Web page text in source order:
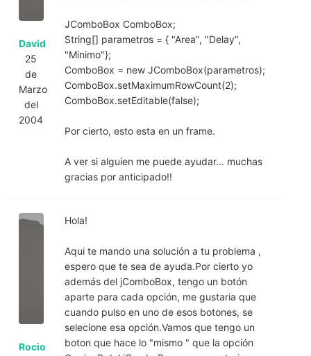
David
25
de
Marzo
del
2004
JComboBox ComboBox;
String[] parametros = { "Area", "Delay",
"Minimo"};
ComboBox = new JComboBox(parametros);
ComboBox.setMaximumRowCount(2);
ComboBox.setEditable(false);
Por cierto, esto esta en un frame.
A ver si alguien me puede ayudar... muchas
gracias por anticipado!!
Rocio
Hola!
Aqui te mando una solución a tu problema ,
espero que te sea de ayuda.Por cierto yo
además del jComboBox, tengo un botón
aparte para cada opción, me gustaria que
cuando pulso en uno de esos botones, se
selecione esa opción.Vamos que tengo un
boton que hace lo "mismo " que la opción